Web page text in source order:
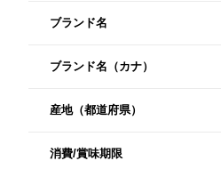
ブランド名
ブランド名（カナ）
産地（都道府県）
消費/賞味期限